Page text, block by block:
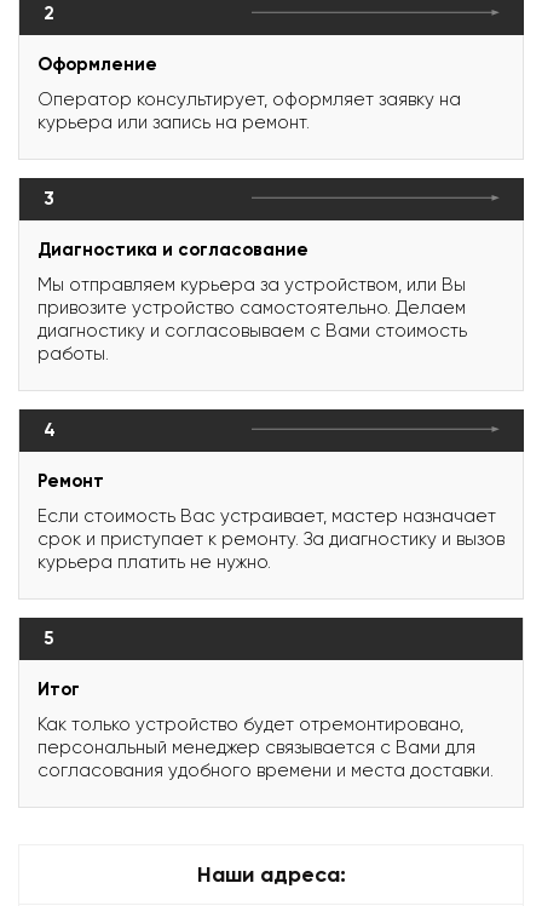
2
Оформление
Оператор консультирует, оформляет заявку на
курьера или запись на ремонт.
3
Диагностика и согласование
Мы отправляем курьера за устройством, или Вы
привозите устройство самостоятельно. Делаем
диагностику и согласовываем с Вами стоимость
работы.
4
Ремонт
Если стоимость Вас устраивает, мастер назначает
срок и приступает к ремонту. За диагностику и вызов
курьера платить не нужно.
5
Итог
Как только устройство будет отремонтировано,
персональный менеджер связывается с Вами для
согласования удобного времени и места доставки.
Наши адреса: